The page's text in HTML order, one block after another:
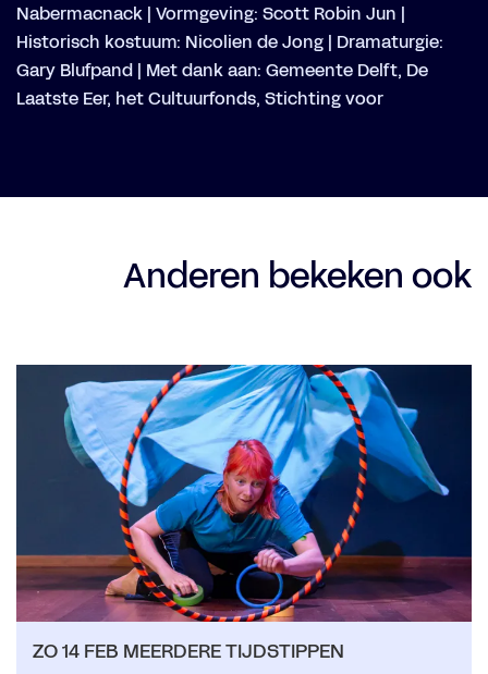
Nabermacnack | Vormgeving: Scott Robin Jun |
Historisch kostuum: Nicolien de Jong | Dramaturgie:
Gary Blufpand | Met dank aan: Gemeente Delft, De
Laatste Eer, het Cultuurfonds, Stichting voor
Anderen bekeken ook
ZO 14 FEB MEERDERE TIJDSTIPPEN